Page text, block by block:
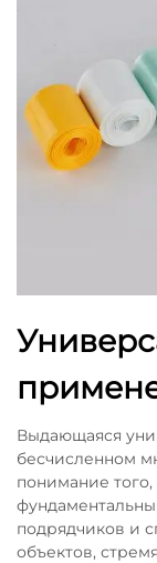
Выдающаяся
бесчисленном
понимание
подрядчиков и
объектов,